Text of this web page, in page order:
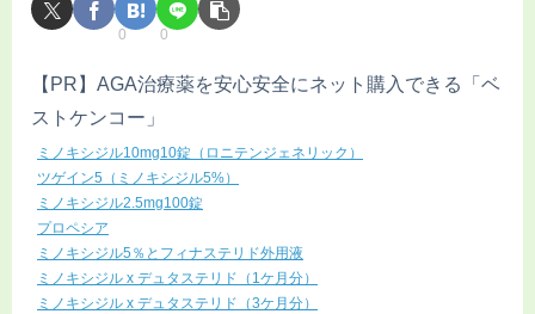
0 0
【PR】AGA治療薬を安心安全にネット購入できる「ベ
ストケンコー」
ミノキシジル10mg10錠（ロニテンジェネリック）
ツゲイン5（ミノキシジル5%）
ミノキシジル2.5mg100錠
プロペシア
ミノキシジル5％とフィナステリド外用液
ミノキシジル x デュタステリド（1ケ月分）
ミノキシジル x デュタステリド（3ケ月分）